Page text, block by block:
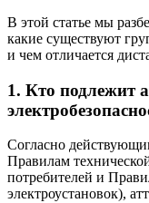
В этой статье мы
какие существуют
и чем отличается
1. Кто подлежит
Согласно
Правилам
потребителей и
электроустановок),